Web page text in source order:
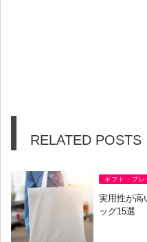
RELATED POSTS
ギフト・プレ
実用性が高
ッグ15選